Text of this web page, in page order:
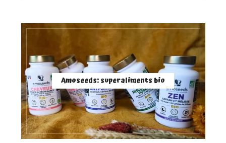
Amoseeds: superaliments bio